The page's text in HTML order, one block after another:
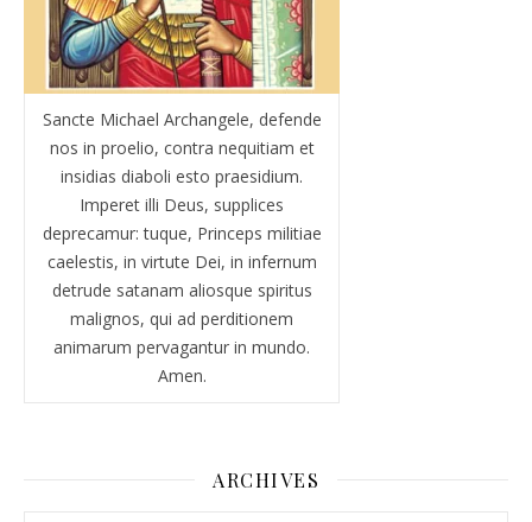
Sancte Michael Archangele, defende
nos in proelio, contra nequitiam et
insidias diaboli esto praesidium.
Imperet illi Deus, supplices
deprecamur: tuque, Princeps militiae
caelestis, in virtute Dei, in infernum
detrude satanam aliosque spiritus
malignos, qui ad perditionem
animarum pervagantur in mundo.
Amen.
ARCHIVES